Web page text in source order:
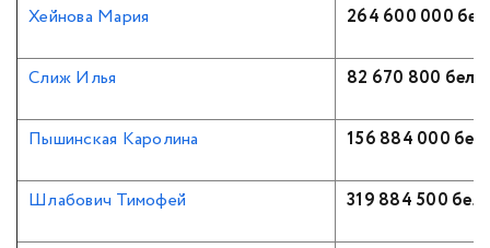
Хейнова Мария 264 600 000
Слиж Илья 82 670 800 бел.
Пышинская Каролина 156 884 000
Шлабович Тимофей 319 884 500 бел.